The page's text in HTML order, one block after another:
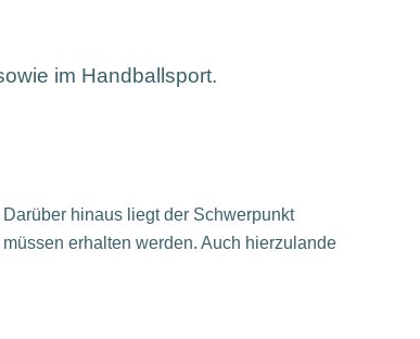
im Handballsport.
hinaus liegt der Schwerpunkt
erhalten werden. Auch hierzulande